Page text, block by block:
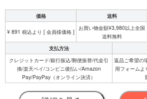
価格 送料
¥ 891 税込より [ 会員様価格 ]
お買い物金額¥3,980以上全国
送料無料
支払方法
クレジットカード/銀行振込/郵便振替/代金引
換/楽天ペイ/コンビニ後払い/Amazon
Pay/PayPay（オンライン決済）
返品ご希望の
用フォームよ